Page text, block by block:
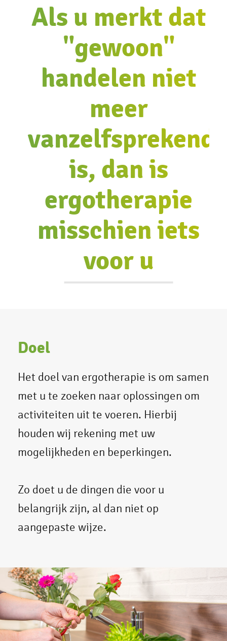
Als u merkt dat
"gewoon"
handelen niet
meer
vanzelfsprekend
is, dan is
ergotherapie
misschien iets
voor u
Doel
Het doel van ergotherapie is om samen
met u te zoeken naar oplossingen om
activiteiten uit te voeren. Hierbij
houden wij rekening met uw
mogelijkheden en beperkingen.
Zo doet u de dingen die voor u
belangrijk zijn, al dan niet op
aangepaste wijze.